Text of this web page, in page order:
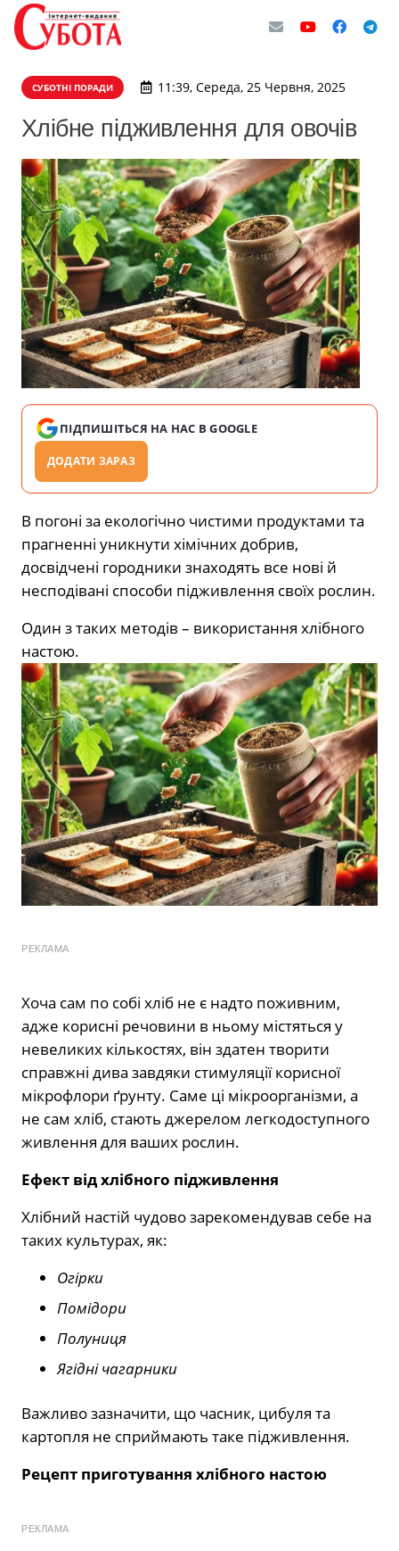
СУБОТНІ ПОРАДИ 11:39, Середа, 25 Червня, 2025
Хлібне підживлення для овочів
ПІДПИШІТЬСЯ НА НАС В GOOGLE
ДОДАТИ ЗАРАЗ
В погоні за екологічно чистими продуктами та
прагненні уникнути хімічних добрив,
досвідчені городники знаходять все нові й
несподівані способи підживлення своїх рослин.
Один з таких методів – використання хлібного
настою.
РЕКЛАМА
Хоча сам по собі хліб не є надто поживним,
адже корисні речовини в ньому містяться у
невеликих кількостях, він здатен творити
справжні дива завдяки стимуляції корисної
мікрофлори ґрунту. Саме ці мікроорганізми, а
не сам хліб, стають джерелом легкодоступного
живлення для ваших рослин.
Ефект від хлібного підживлення
Хлібний настій чудово зарекомендував себе на
таких культурах, як:
Огірки
Помідори
Полуниця
Ягідні чагарники
Важливо зазначити, що часник, цибуля та
картопля не сприймають таке підживлення.
Рецепт приготування хлібного настою
РЕКЛАМА